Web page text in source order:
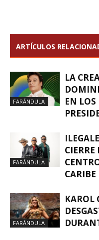
ARTÍCULOS
FARÁNDULA
LA
EN LOS
FARÁNDULA
CIERRE
CARIBE
FARÁNDULA
KAROL